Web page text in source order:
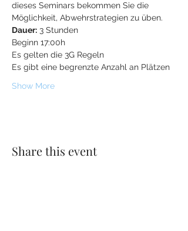
dieses Seminars bekommen Sie die
Möglichkeit, Abwehrstrategien zu üben.
Dauer: 3 Stunden
Beginn 17:00h
Es gelten die 3G Regeln
Es gibt eine begrenzte Anzahl an Plätzen
Show More
Share this event